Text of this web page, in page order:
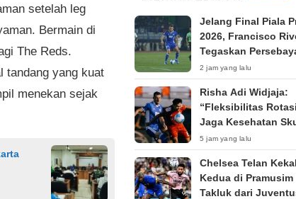
setelah leg
Bermain di
The Reds.
tandang yang kuat
menekan sejak
Jelang Final Piala
2026, Francisco
Tegaskan
Hadapi Persib
2 jam yang lalu
Risha Adi Widjaja:
“Fleksibilitas
Jaga Kesehatan
Piala Presiden 2026”
5 jam yang lalu
Chelsea Telan
Kedua di Pramusim
Takluk dari